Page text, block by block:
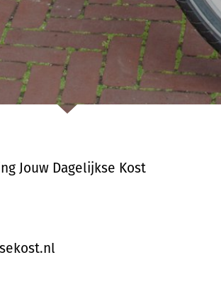
Jouw Dagelijkse Kost